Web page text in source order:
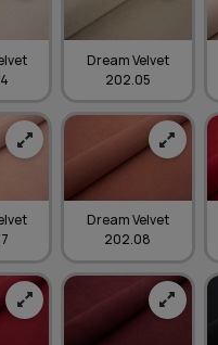
Dream Velvet
202.05
Dream Velvet
202.08